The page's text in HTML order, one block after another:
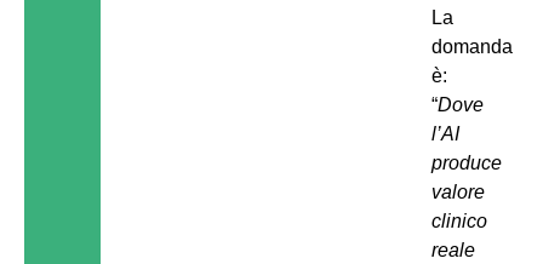
La
domanda
è:
“Dove
l’AI
produce
valore
clinico
reale